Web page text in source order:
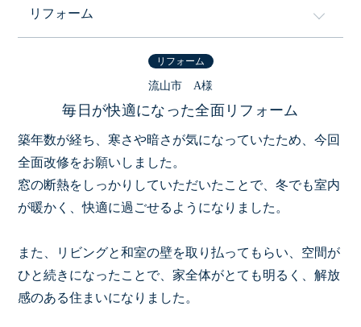
リフォーム
注文住宅
フルオーダー
リフォーム
分譲住宅
リフォーム
流山市 A様
毎日が快適になった全面リフォーム
築年数が経ち、寒さや暗さが気になっていたため、今回
全面改修をお願いしました。
窓の断熱をしっかりしていただいたことで、冬でも室内
が暖かく、快適に過ごせるようになりました。
また、リビングと和室の壁を取り払ってもらい、空間が
ひと続きになったことで、家全体がとても明るく、解放
感のある住まいになりました。